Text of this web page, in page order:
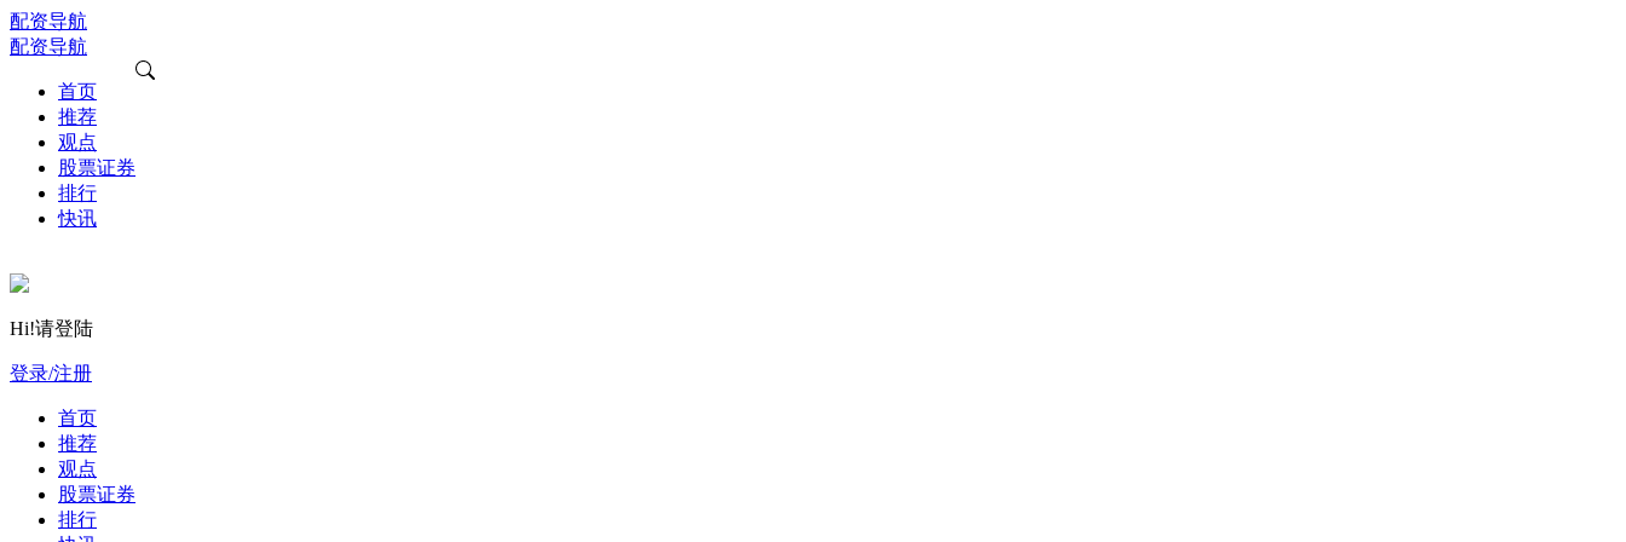
配资导航
配资导航
首页
推荐
观点
股票证券
排行
快讯
Hi!请登陆
登录/注册
首页
推荐
观点
股票证券
排行